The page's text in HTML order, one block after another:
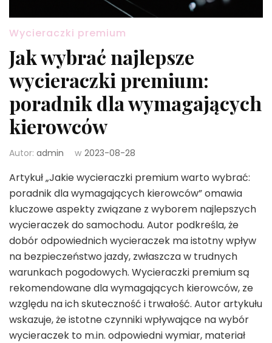
Wycieraczki premium
Jak wybrać najlepsze
wycieraczki premium:
poradnik dla wymagających
kierowców
Autor: admin w 2023-08-28
Artykuł „Jakie wycieraczki premium warto wybrać:
poradnik dla wymagających kierowców” omawia
kluczowe aspekty związane z wyborem najlepszych
wycieraczek do samochodu. Autor podkreśla, że
dobór odpowiednich wycieraczek ma istotny wpływ
na bezpieczeństwo jazdy, zwłaszcza w trudnych
warunkach pogodowych. Wycieraczki premium są
rekomendowane dla wymagających kierowców, ze
względu na ich skuteczność i trwałość. Autor artykułu
wskazuje, że istotne czynniki wpływające na wybór
wycieraczek to m.in. odpowiedni wymiar, materiał